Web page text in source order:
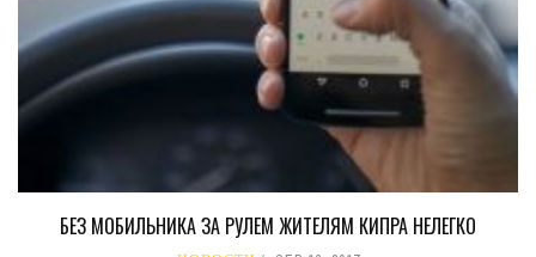
БЕЗ МОБИЛЬНИКА ЗА РУЛЕМ ЖИТЕЛЯМ КИПРА НЕЛЕГКО